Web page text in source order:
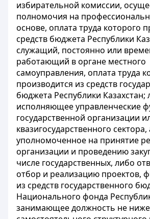
избирательной комиссии,
полномочия на
основе, оплата труда которого
средств бюджета Республики
служащий, постоянно или
работающий в органе местного
самоуправления, оплата труда
производится из средств
бюджета Республики Казахстан;
исполняющее управленческие
государственной организации
квазигосударственного сектора,
уполномоченное на принятие
организации и проведению
числе государственных, либо
отбор и реализацию проектов,
из средств государственного
Национального фонда
занимающее должность не ниже